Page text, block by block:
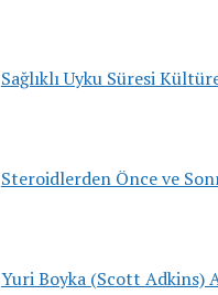
Sağlıklı Uyku Süresi
Steroidlerden Önce ve
Yuri Boyka (Scott Adkins)